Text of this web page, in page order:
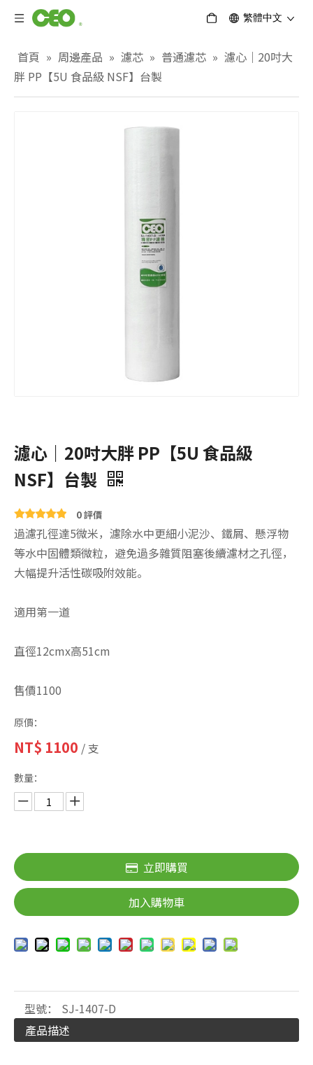
繁體中文
首頁 » 周邊產品 » 濾芯 » 普通濾芯 » 濾心｜20吋大
胖 PP【5U 食品級 NSF】台製
濾心｜20吋大胖 PP【5U 食品級
NSF】台製
0 評價
過濾孔徑達5微米，濾除水中更細小泥沙、鐵屑、懸浮物
等水中固體類微粒，避免過多雜質阻塞後續濾材之孔徑，
大幅提升活性碳吸附效能。
適用第一道
直徑12cmx高51cm
售價1100
原價：
NT$ 1100 / 支
數量：
立即購買
加入購物車
型號：
SJ-1407-D
產品描述